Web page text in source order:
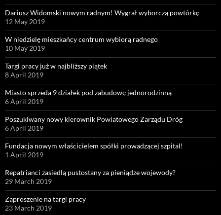
Dariusz Widomski nowym radnym! Wygrał wyborczą powtórkę
12 May 2019
W niedzielę mieszkańcy centrum wybiorą radnego
10 May 2019
Targi pracy już w najbliższy piątek
8 April 2019
Miasto sprzeda 9 działek pod zabudowę jednorodzinną
6 April 2019
Poszukiwany nowy kierownik Powiatowego Zarządu Dróg
6 April 2019
Fundacja nowym właścicielem spółki prowadzącej szpital!
1 April 2019
Repatrianci zasiedlą pustostany za pieniądze wojewody?
29 March 2019
Zaproszenie na targi pracy
23 March 2019